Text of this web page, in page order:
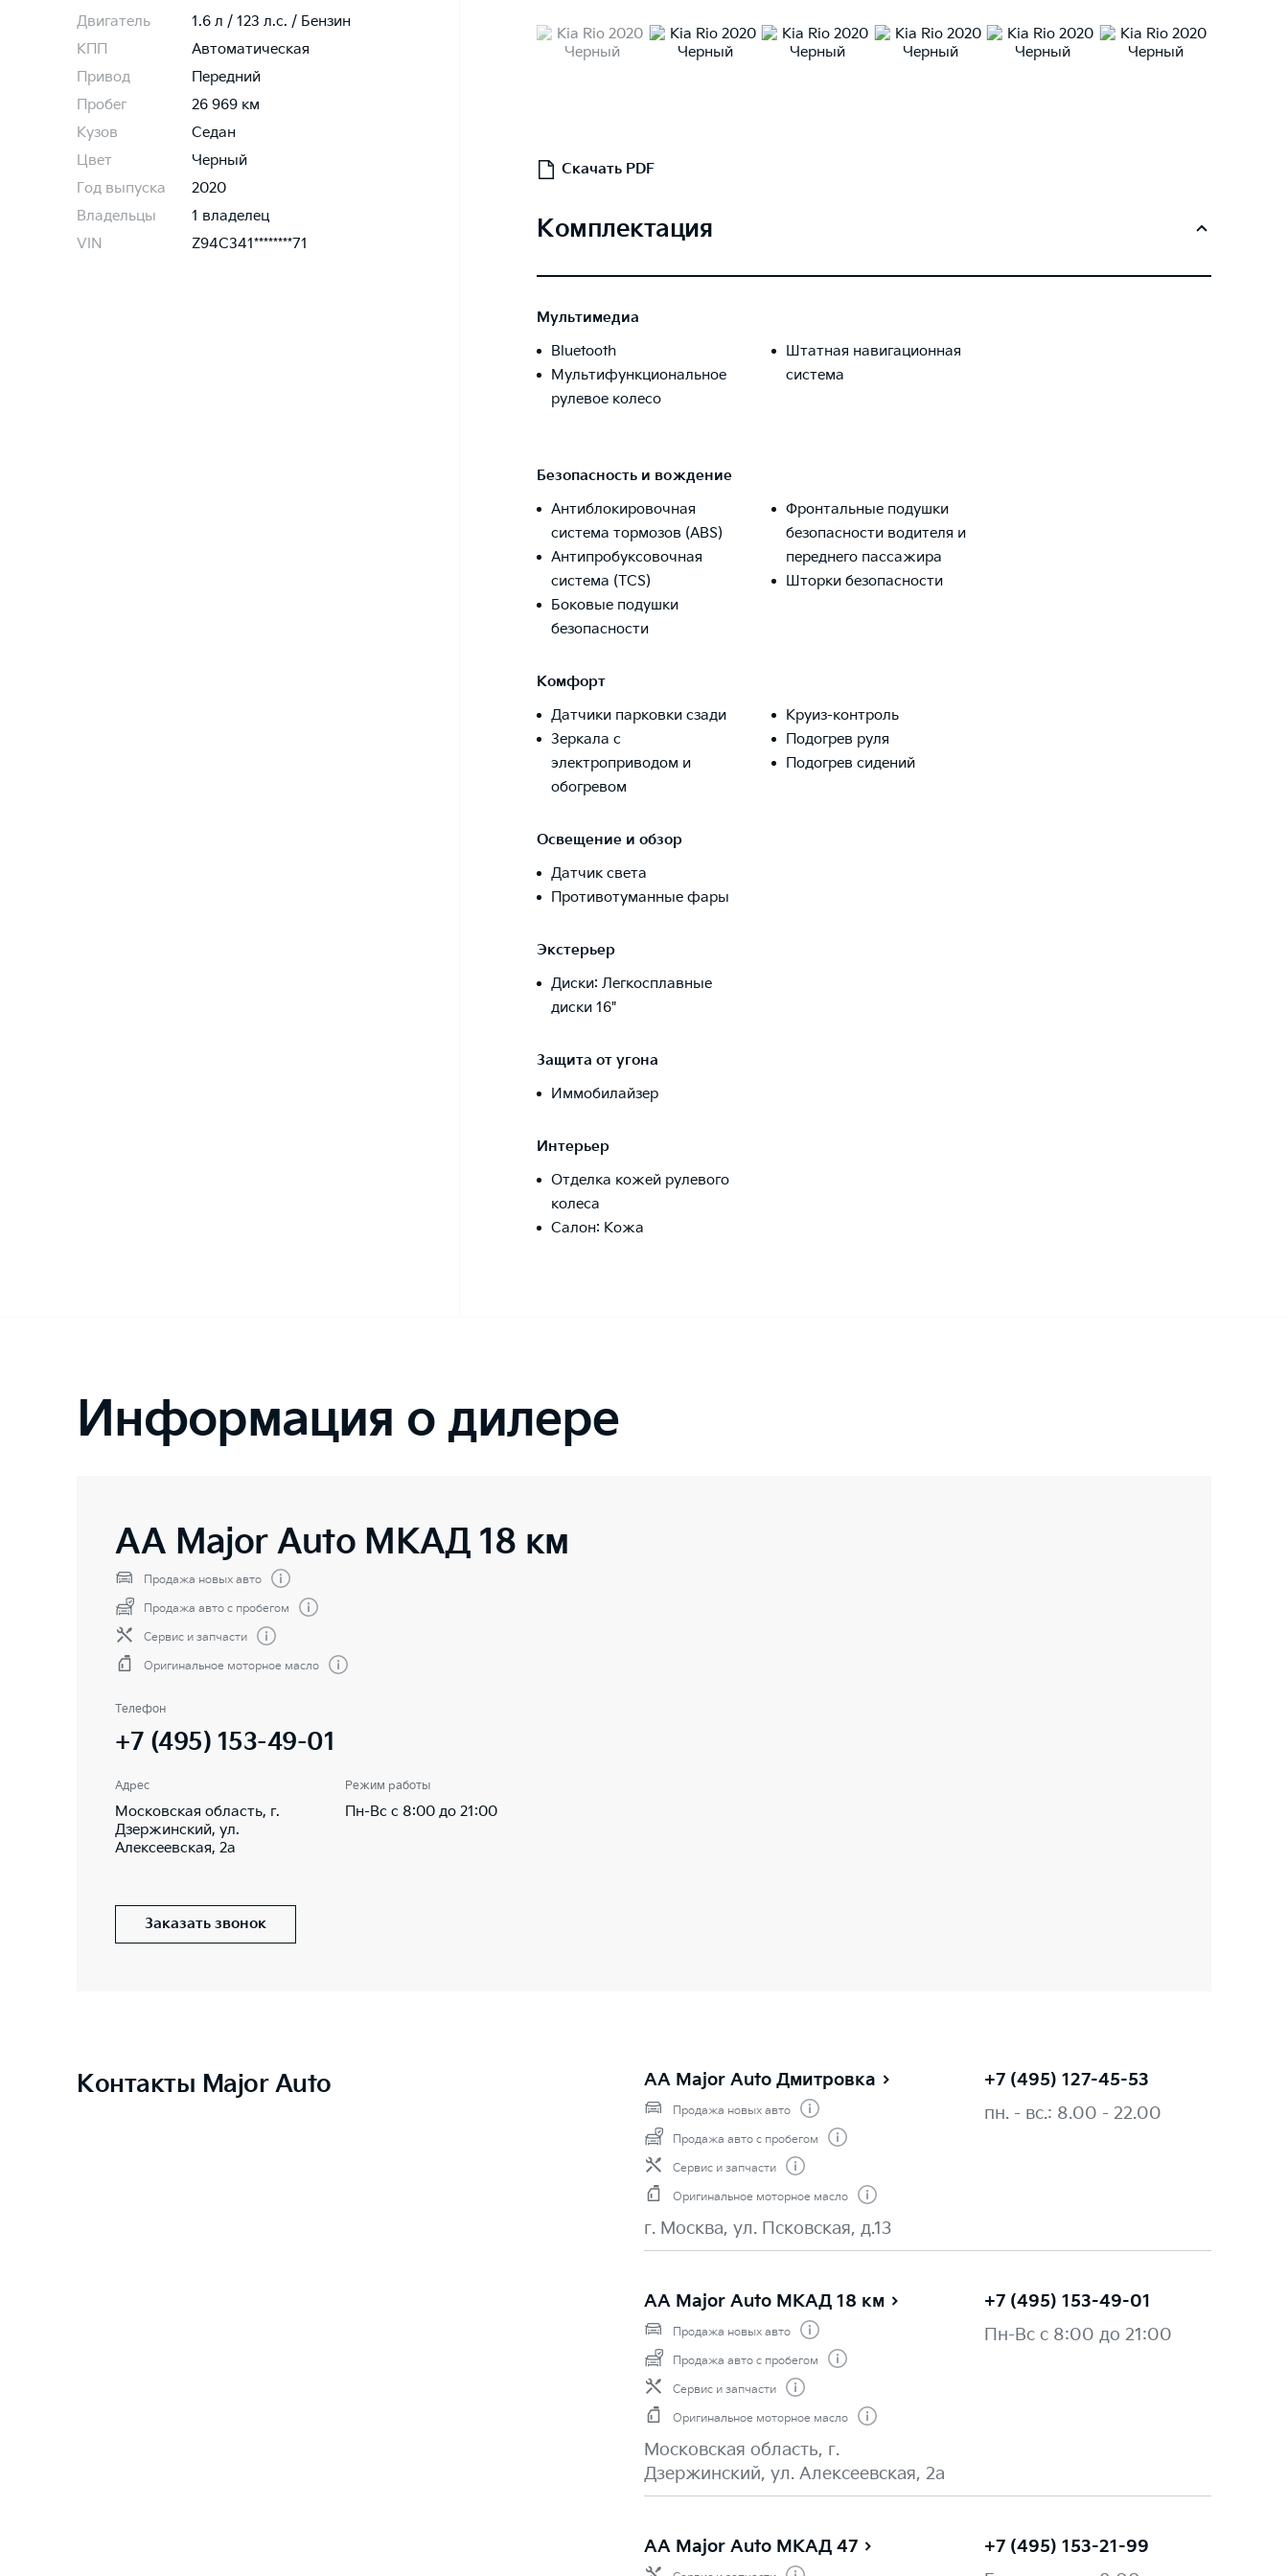
Двигатель
1.6 л / 123 л.c. / Бензин
КПП
Автоматическая
Привод
Передний
Пробег
26 969 км
Кузов
Седан
Цвет
Черный
Год выпуска
2020
Владельцы
1 владелец
VIN
Z94C341********71
Скачать PDF
Комплектация
Мультимедиа
Bluetooth
Мультифункциональное
рулевое колесо
Штатная навигационная
система
Безопасность и вождение
Антиблокировочная
система тормозов (ABS)
Антипробуксовочная
система (TCS)
Боковые подушки
безопасности
Фронтальные подушки
безопасности водителя и
переднего пассажира
Шторки безопасности
Комфорт
Датчики парковки сзади
Зеркала с
электроприводом и
обогревом
Круиз-контроль
Подогрев руля
Подогрев сидений
Освещение и обзор
Датчик света
Противотуманные фары
Экстерьер
Диски: Легкосплавные
диски 16"
Защита от угона
Иммобилайзер
Интерьер
Отделка кожей рулевого
колеса
Салон: Кожа
Информация о дилере
AA Major Auto МКАД 18 км
Продажа новых авто
Продажа авто с пробегом
Сервис и запчасти
Оригинальное моторное масло
Телефон
+7 (495) 153-49-01
Адрес
Московская область, г.
Дзержинский, ул.
Алексеевская, 2а
Режим работы
Пн-Вс с 8:00 до 21:00
Заказать звонок
Контакты Major Auto AA Major Auto Дмитровка
Продажа новых авто
Продажа авто с пробегом
Сервис и запчасти
Оригинальное моторное масло
г. Москва, ул. Псковская, д.13
пн. - вс.: 8.00 - 22.00
+7 (495) 127-45-53
AA Major Auto МКАД 18 км
Продажа новых авто
Продажа авто с пробегом
Сервис и запчасти
Оригинальное моторное масло
Московская область, г.
Дзержинский, ул. Алексеевская, 2а
Пн-Вс с 8:00 до 21:00
+7 (495) 153-49-01
AA Major Auto МКАД 47 +7 (495) 153-21-99